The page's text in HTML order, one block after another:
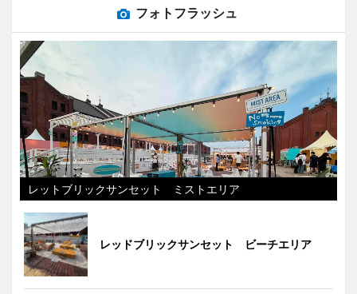
フォトフラッシュ
レットブリックサンセット ミストエリア
レッドブリックサンセット ビーチエリア